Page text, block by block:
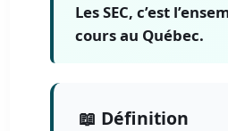
Les SEC, c’est
cours au Québec.
📖 Définition